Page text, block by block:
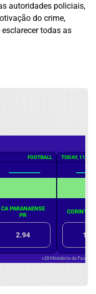
autoridades policiais,
do crime,
todas as